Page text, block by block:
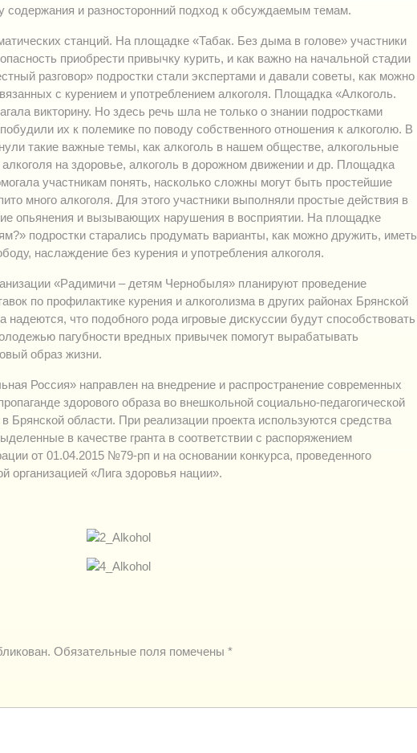
содержания и разносторонний подход к обсуждаемым темам.
станций. На площадке «Табак. Без дыма в голове» участники
приобрести привычку курить, и как важно на начальной стадии
разговор» подростки стали экспертами и давали советы, как можно
с курением и употреблением алкоголя. Площадка «Алкоголь.
викторину. Но здесь речь шла не только о знании подростками
их к полемике по поводу собственного отношения к алкоголю. В
такие важные темы, как алкоголь в нашем обществе, алкогольные
алкоголя на здоровье, алкоголь в дорожном движении и др. Площадка
участникам понять, насколько сложны могут быть простейшие
много алкоголя. Для этого участники выполняли простые действия в
опьянения и вызывающих нарушения в восприятии. На площадке
подростки старались продумать варианты, как можно дружить, иметь
наслаждение без курения и употребления алкоголя.
«Радимичи – детям Чернобыля» планируют проведение
по профилактике курения и алкоголизма в других районах Брянской
надеются, что подобного рода игровые дискуссии будут способствовать
пагубности вредных привычек помогут вырабатывать
образ жизни.
Россия» направлен на внедрение и распространение современных
здорового образа во внешкольной социально-педагогической
Брянской области. При реализации проекта используются средства
в качестве гранта в соответствии с распоряжением
от 01.04.2015 №79-рп и на основании конкурса, проведенного
«Лига здоровья нации».
Обязательные поля помечены *